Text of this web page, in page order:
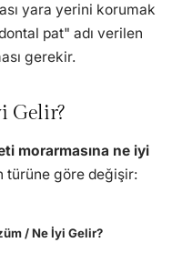
yara yerini korumak
pat" adı verilen
gerekir.
Gelir?
morarmasına ne iyi
türüne göre değişir:
/ Ne İyi Gelir?